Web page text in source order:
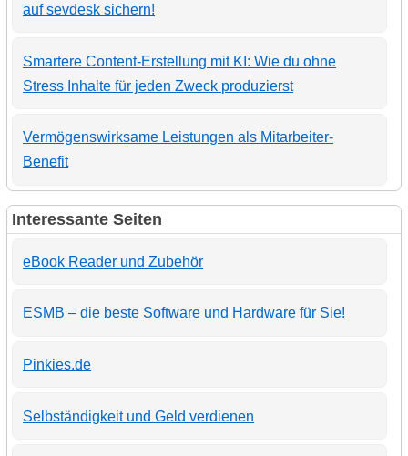
auf sevdesk sichern!
Smartere Content-Erstellung mit KI: Wie du ohne
Stress Inhalte für jeden Zweck produzierst
Vermögenswirksame Leistungen als Mitarbeiter-
Benefit
Interessante Seiten
eBook Reader und Zubehör
ESMB – die beste Software und Hardware für Sie!
Pinkies.de
Selbständigkeit und Geld verdienen